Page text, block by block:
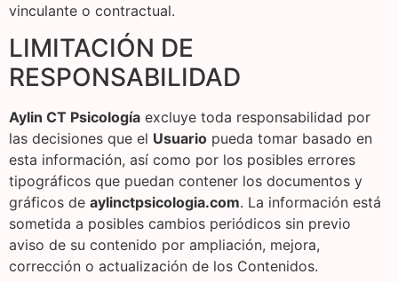
vinculante o contractual.
LIMITACIÓN DE
RESPONSABILIDAD
Aylin CT Psicología excluye toda responsabilidad por
las decisiones que el Usuario pueda tomar basado en
esta información, así como por los posibles errores
tipográficos que puedan contener los documentos y
gráficos de aylinctpsicologia.com. La información está
sometida a posibles cambios periódicos sin previo
aviso de su contenido por ampliación, mejora,
corrección o actualización de los Contenidos.